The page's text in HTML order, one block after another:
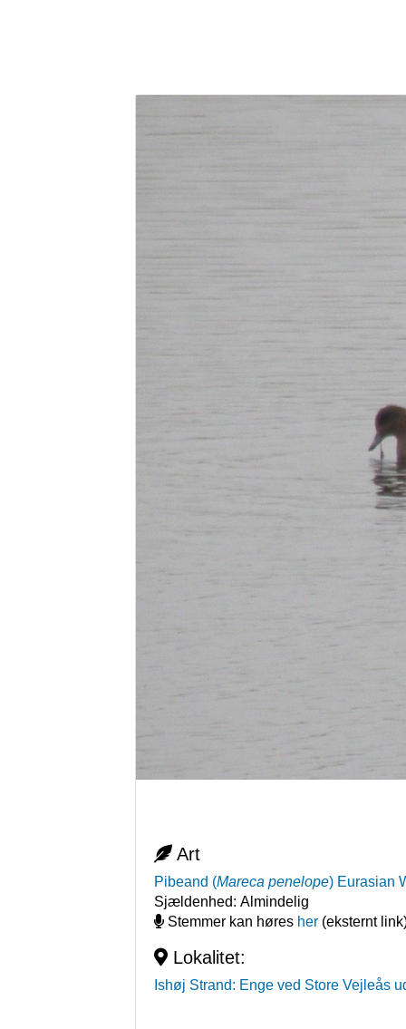
Art
Pibeand (Mareca penelope) Eurasian
Sjældenhed:Almindelig
Stemmer kan høres her (eksternt
Lokalitet:
Ishøj Strand: Enge ved Store Vejleås